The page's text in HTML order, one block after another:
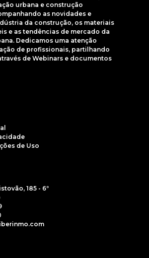
urbana e construção
as novidades e
da construção, os materiais
e as tendências de mercado da
Dedicamos uma atenção
de profissionais, partilhando
de Webinars e documentos
de Uso
185 - 6º